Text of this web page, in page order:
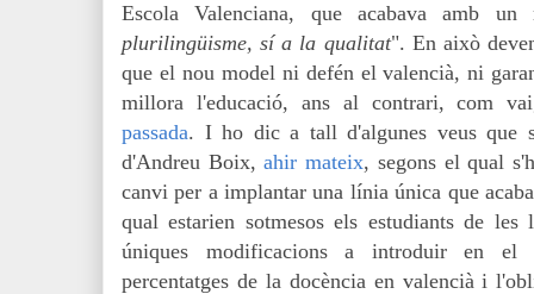
Escola Valenciana, que acabava amb
plurilingüisme, sí a la qualitat". En això
que el nou model ni defén el valencià, ni
millora l'educació, ans al contrari, com
passada. I ho dic a tall d'algunes veus que
d'Andreu Boix,ahir mateix, segons el qual
canvi per a implantar una línia única que
qual estarien sotmesos els estudiants de
úniques modificacions a introduir en el
percentatges de la docència en valencià i